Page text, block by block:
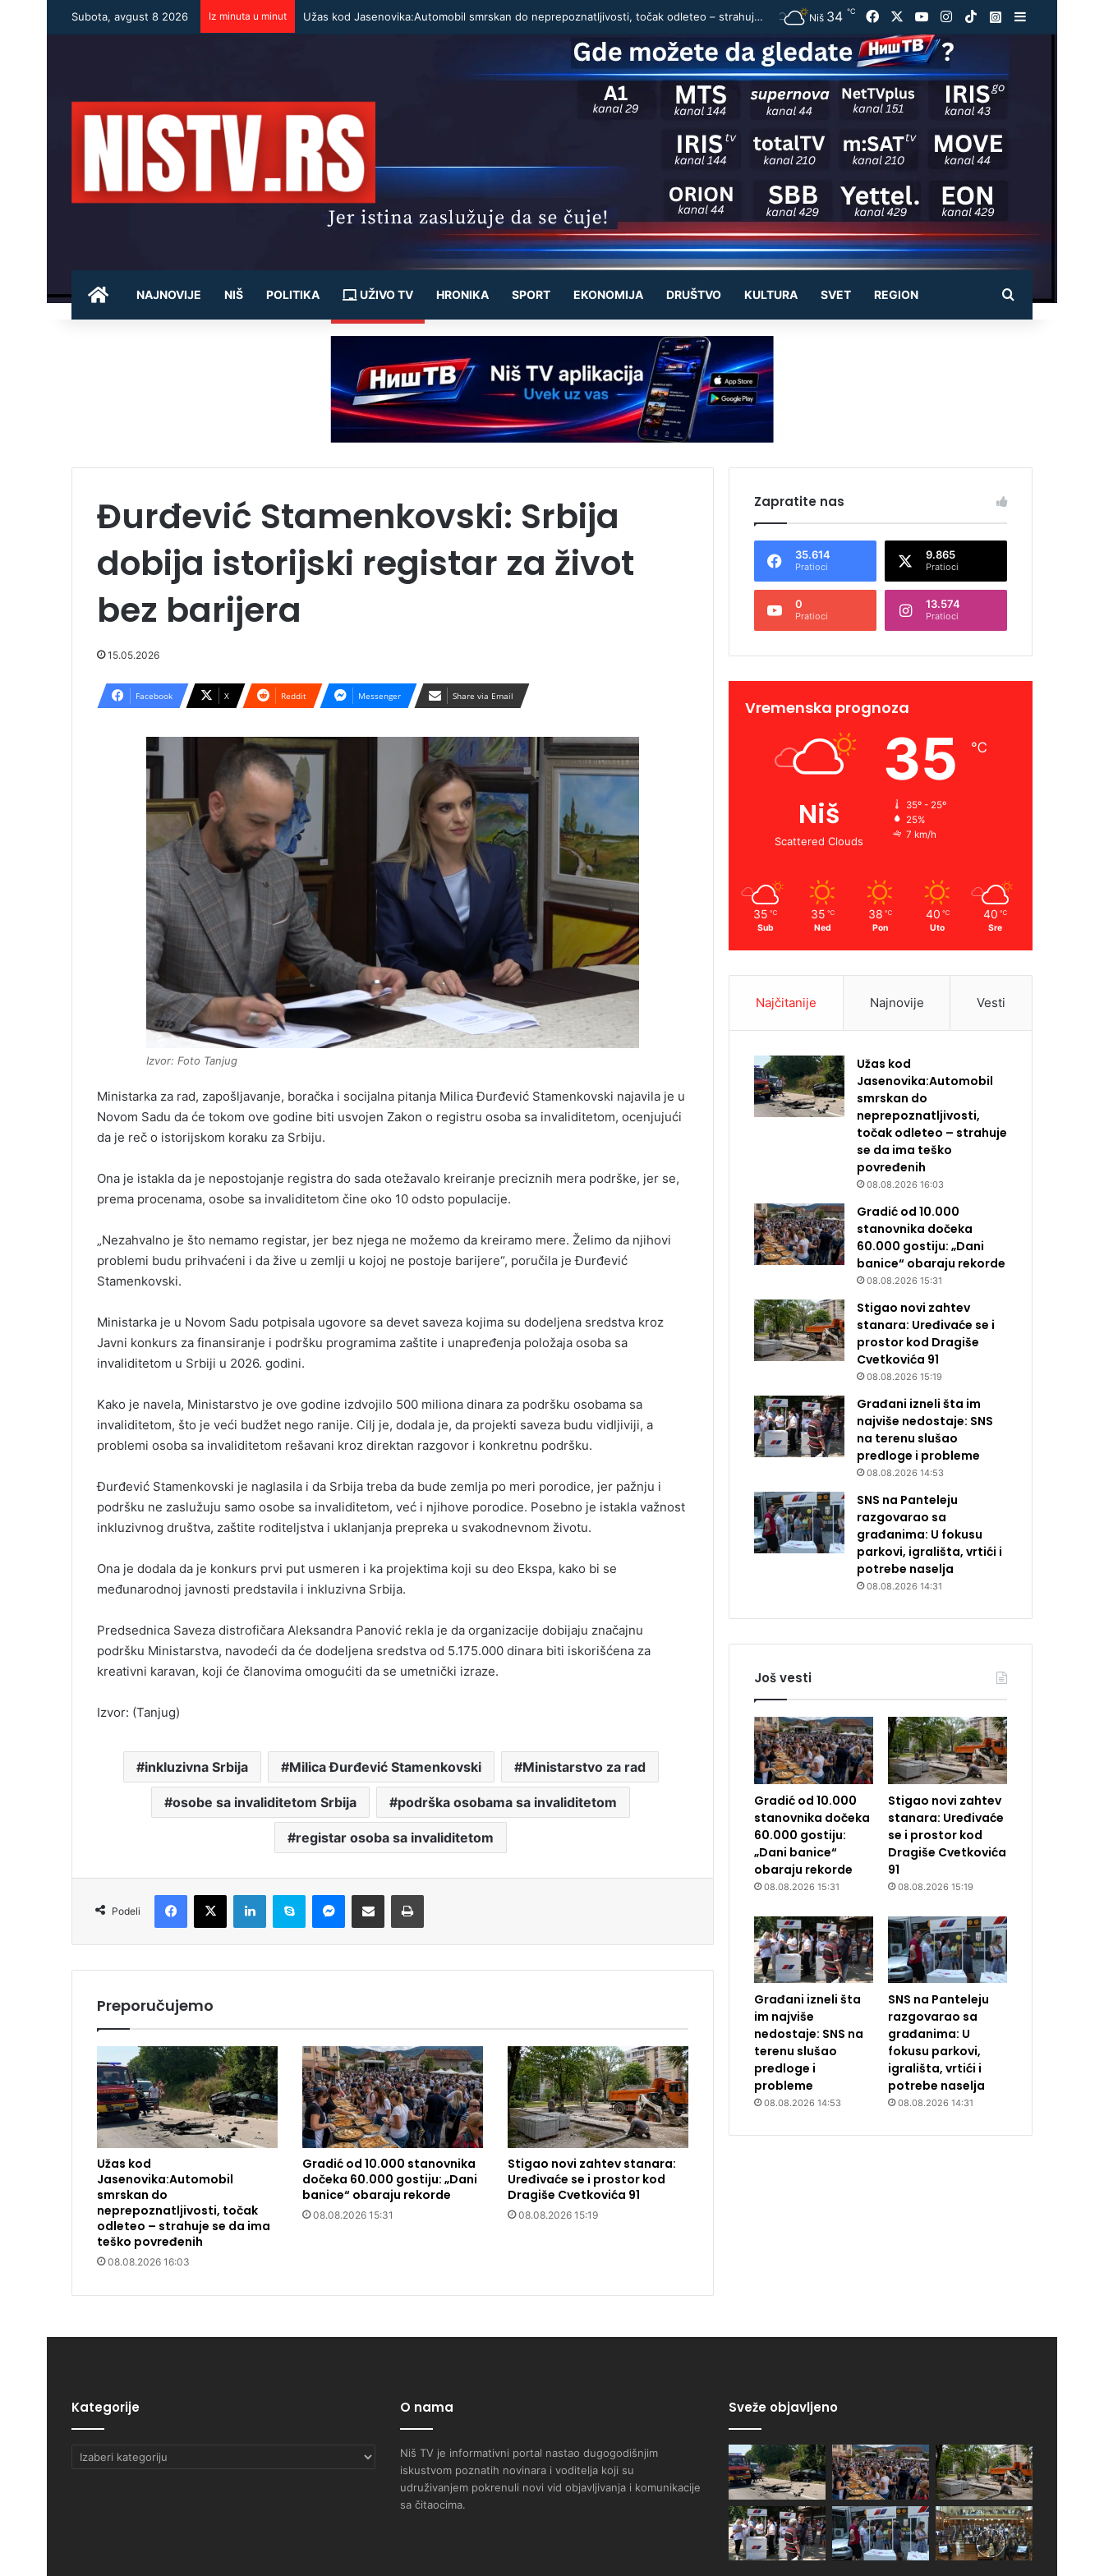
Subota, avgust 8 2026 Iz minuta u minut Užas kod Jasenovika:Automobil smrskan do neprepoznatljivosti, točak odleteo – strahuje se da ima teško povređenih Niš 34 ℃ Facebook YouTubeInstagram
TikTokInstagram
POČETNA
NAJNOVIJE NIŠ POLITIKA UŽIVO TV HRONIKA SPORT EKONOMIJA DRUŠTVO KULTURA SVET REGION Pretraži
Đurđević Stamenkovski: Srbija
dobija istorijski registar za život
bez barijera
15.05.2026
Facebook X Reddit Messenger Share via Email
Izvor: Foto Tanjug
Ministarka za rad, zapošljavanje, boračka i socijalna pitanja Milica Đurđević Stamenkovski najavila je u
Novom Sadu da će tokom ove godine biti usvojen Zakon o registru osoba sa invaliditetom, ocenjujući
da je reč o istorijskom koraku za Srbiju.
Ona je istakla da je nepostojanje registra do sada otežavalo kreiranje preciznih mera podrške, jer se,
prema procenama, osobe sa invaliditetom čine oko 10 odsto populacije.
„Nezahvalno je što nemamo registar, jer bez njega ne možemo da kreiramo mere. Želimo da njihovi
problemi budu prihvaćeni i da žive u zemlji u kojoj ne postoje barijere“, poručila je Đurđević
Stamenkovski.
Ministarka je u Novom Sadu potpisala ugovore sa devet saveza kojima su dodeljena sredstva kroz
Javni konkurs za finansiranje i podršku programima zaštite i unapređenja položaja osoba sa
invaliditetom u Srbiji u 2026. godini.
Kako je navela, Ministarstvo je ove godine izdvojilo 500 miliona dinara za podršku osobama sa
invaliditetom, što je veći budžet nego ranije. Cilj je, dodala je, da projekti saveza budu vidljiviji, a
problemi osoba sa invaliditetom rešavani kroz direktan razgovor i konkretnu podršku.
Đurđević Stamenkovski je naglasila i da Srbija treba da bude zemlja po meri porodice, jer pažnju i
podršku ne zaslužuju samo osobe sa invaliditetom, već i njihove porodice. Posebno je istakla važnost
inkluzivnog društva, zaštite roditeljstva i uklanjanja prepreka u svakodnevnom životu.
Ona je dodala da je konkurs prvi put usmeren i ka projektima koji su deo Ekspa, kako bi se
međunarodnoj javnosti predstavila i inkluzivna Srbija.
Predsednica Saveza distrofičara Aleksandra Panović rekla je da organizacije dobijaju značajnu
podršku Ministarstva, navodeći da će dodeljena sredstva od 5.175.000 dinara biti iskorišćena za
kreativni karavan, koji će članovima omogućiti da se umetnički izraze.
Izvor: (Tanjug)
inkluzivna Srbija Milica Đurđević Stamenkovski Ministarstvo za rad
osobe sa invaliditetom Srbija podrška osobama sa invaliditetom
registar osoba sa invaliditetom
Podeli
Preporučujemo
Užas kod
Jasenovika:Automobil
smrskan do
neprepoznatljivosti, točak
odleteo – strahuje se da ima
teško povređenih
08.08.2026 16:03
Gradić od 10.000 stanovnika
dočeka 60.000 gostiju: „Dani
banice“ obaraju rekorde
08.08.2026 15:31
Stigao novi zahtev stanara:
Uređivaće se i prostor kod
Dragiše Cvetkovića 91
08.08.2026 15:19
Zapratite nas
35.614
Pratioci
9.865
Pratioci
0
Pratioci
13.574
Pratioci
Vremenska prognoza
Niš
Scattered Clouds
35 ℃
35º - 25º
25%
7 km/h
35 ℃
Sub
35 ℃
Ned
38 ℃
Pon
40 ℃
Uto
40 ℃
Sre
Najčitanije Najnovije Vesti
Užas kod
Jasenovika:Automobil
smrskan do
neprepoznatljivosti,
točak odleteo – strahuje
se da ima teško
povređenih
08.08.2026 16:03
Gradić od 10.000
stanovnika dočeka
60.000 gostiju: „Dani
banice“ obaraju rekorde
08.08.2026 15:31
Stigao novi zahtev
stanara: Uređivaće se i
prostor kod Dragiše
Cvetkovića 91
08.08.2026 15:19
Građani izneli šta im
najviše nedostaje: SNS
na terenu slušao
predloge i probleme
08.08.2026 14:53
SNS na Panteleju
razgovarao sa
građanima: U fokusu
parkovi, igrališta, vrtići i
potrebe naselja
08.08.2026 14:31
Još vesti
Gradić od 10.000
stanovnika dočeka
60.000 gostiju:
„Dani banice“
obaraju rekorde
08.08.2026 15:31
Stigao novi zahtev
stanara: Uređivaće
se i prostor kod
Dragiše Cvetkovića
91
08.08.2026 15:19
Građani izneli šta
im najviše
nedostaje: SNS na
terenu slušao
predloge i
probleme
08.08.2026 14:53
SNS na Panteleju
razgovarao sa
građanima: U
fokusu parkovi,
igrališta, vrtići i
potrebe naselja
08.08.2026 14:31
Kategorije
Kategorije
O nama
Niš TV je informativni portal nastao dugogodišnjim
iskustvom poznatih novinara i voditelja koji su
udruživanjem pokrenuli novi vid objavljivanja i komunikacije
sa čitaocima.
Sveže objavljeno